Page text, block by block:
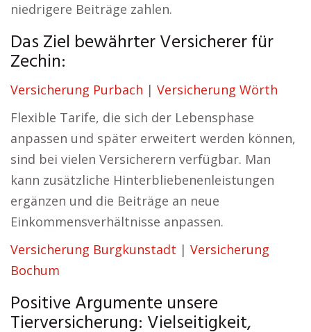
niedrigere Beiträge zahlen.
Das Ziel bewährter Versicherer für
Zechin:
Versicherung Purbach | Versicherung Wörth
Flexible Tarife, die sich der Lebensphase
anpassen und später erweitert werden können,
sind bei vielen Versicherern verfügbar. Man
kann zusätzliche Hinterbliebenenleistungen
ergänzen und die Beiträge an neue
Einkommensverhältnisse anpassen.
Versicherung Burgkunstadt | Versicherung
Bochum
Positive Argumente unsere
Tierversicherung: Vielseitigkeit,